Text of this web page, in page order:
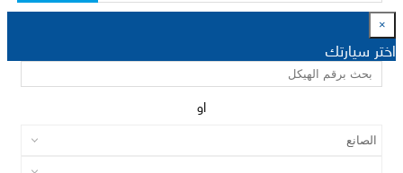
×
اختر سيارتك
او